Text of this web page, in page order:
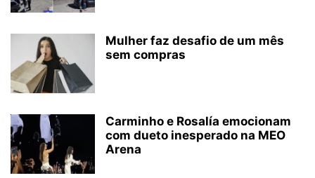
Mulher faz desafio de um mês
sem compras
Carminho e Rosalía emocionam
com dueto inesperado na MEO
Arena